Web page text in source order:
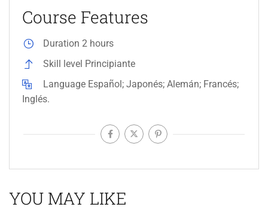
YOU MAY LIKE
Course Features
Duration 2 hours
Skill level Principiante
Language Español; Japonés; Alemán; Francés;
Inglés.